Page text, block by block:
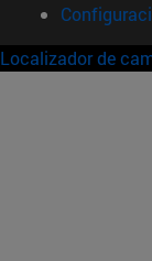
Localizador de